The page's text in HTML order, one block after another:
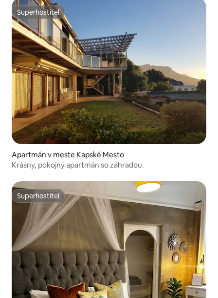
Superhostiteľ
Superhostiteľ
Apartmán v meste Kapské Mesto
Krásny, pokojný apartmán so záhradou.
Superhostiteľ
Superhostiteľ